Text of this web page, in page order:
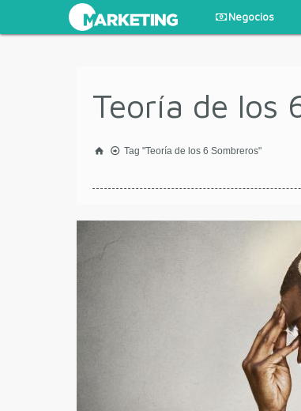
Negocios
Teoría de los
Tag "Teoría de los 6 Sombreros"